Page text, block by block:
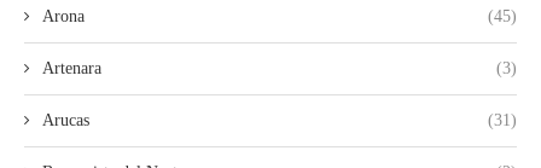
Arona (45)
Artenara (3)
Arucas (31)